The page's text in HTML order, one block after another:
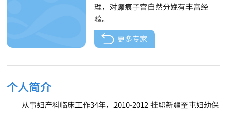
理，对瘢痕子宫自然分娩有丰富经
验。
更多专家
个人简介
从事妇产科临床工作34年，2010-2012 挂职新疆奎屯妇幼保